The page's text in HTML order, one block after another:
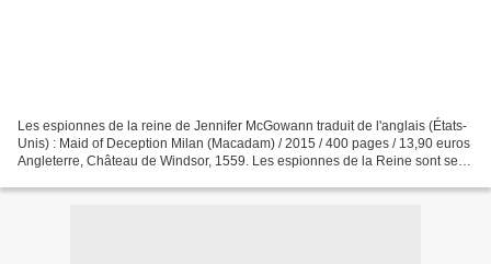
Les espionnes de la reine de Jennifer McGowann traduit de l'anglais (États-
Unis) : Maid of Deception Milan (Macadam) / 2015 / 400 pages / 13,90 euros
Angleterre, Château de Windsor, 1559. Les espionnes de la Reine sont ses